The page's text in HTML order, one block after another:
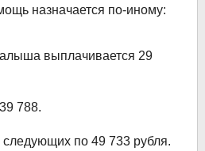
назначается по-иному:
выплачивается 29
788.
следующих по 49 733 рубля.